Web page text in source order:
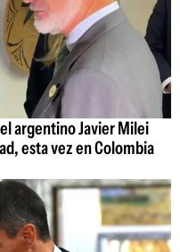
argentino Javier Milei
esta vez en Colombia